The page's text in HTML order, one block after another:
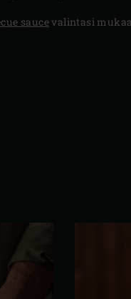
saucevalintasi